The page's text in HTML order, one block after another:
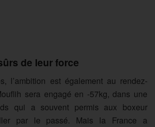
de leur force
l’ambition est également au rendez-
sera engagé en -57kg, dans une
qui a souvent permis aux boxeur
par le passé. Mais la France a